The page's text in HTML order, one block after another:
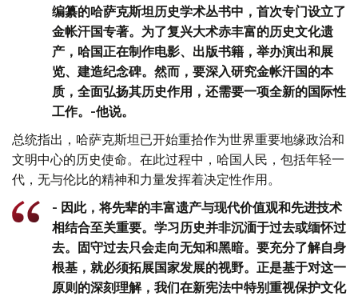
编纂的哈萨克斯坦历史学术丛书中，首次专门设立了
金帐汗国专著。为了复兴大术赤丰富的历史文化遗
产，哈国正在制作电影、出版书籍，举办演出和展
览、建造纪念碑。然而，要深入研究金帐汗国的本
质，全面弘扬其历史作用，还需要一项全新的国际性
工作。-他说。
总统指出，哈萨克斯坦已开始重拾作为世界重要地缘政治和
文明中心的历史使命。在此过程中，哈国人民，包括年轻一
代，无与伦比的精神和力量发挥着决定性作用。
- 因此，将先辈的丰富遗产与现代价值观和先进技术
相结合至关重要。学习历史并非沉湎于过去或缅怀过
去。固守过去只会走向无知和黑暗。要充分了解自身
根基，就必须拓展国家发展的视野。正是基于对这一
原则的深刻理解，我们在新宪法中特别重视保护文化